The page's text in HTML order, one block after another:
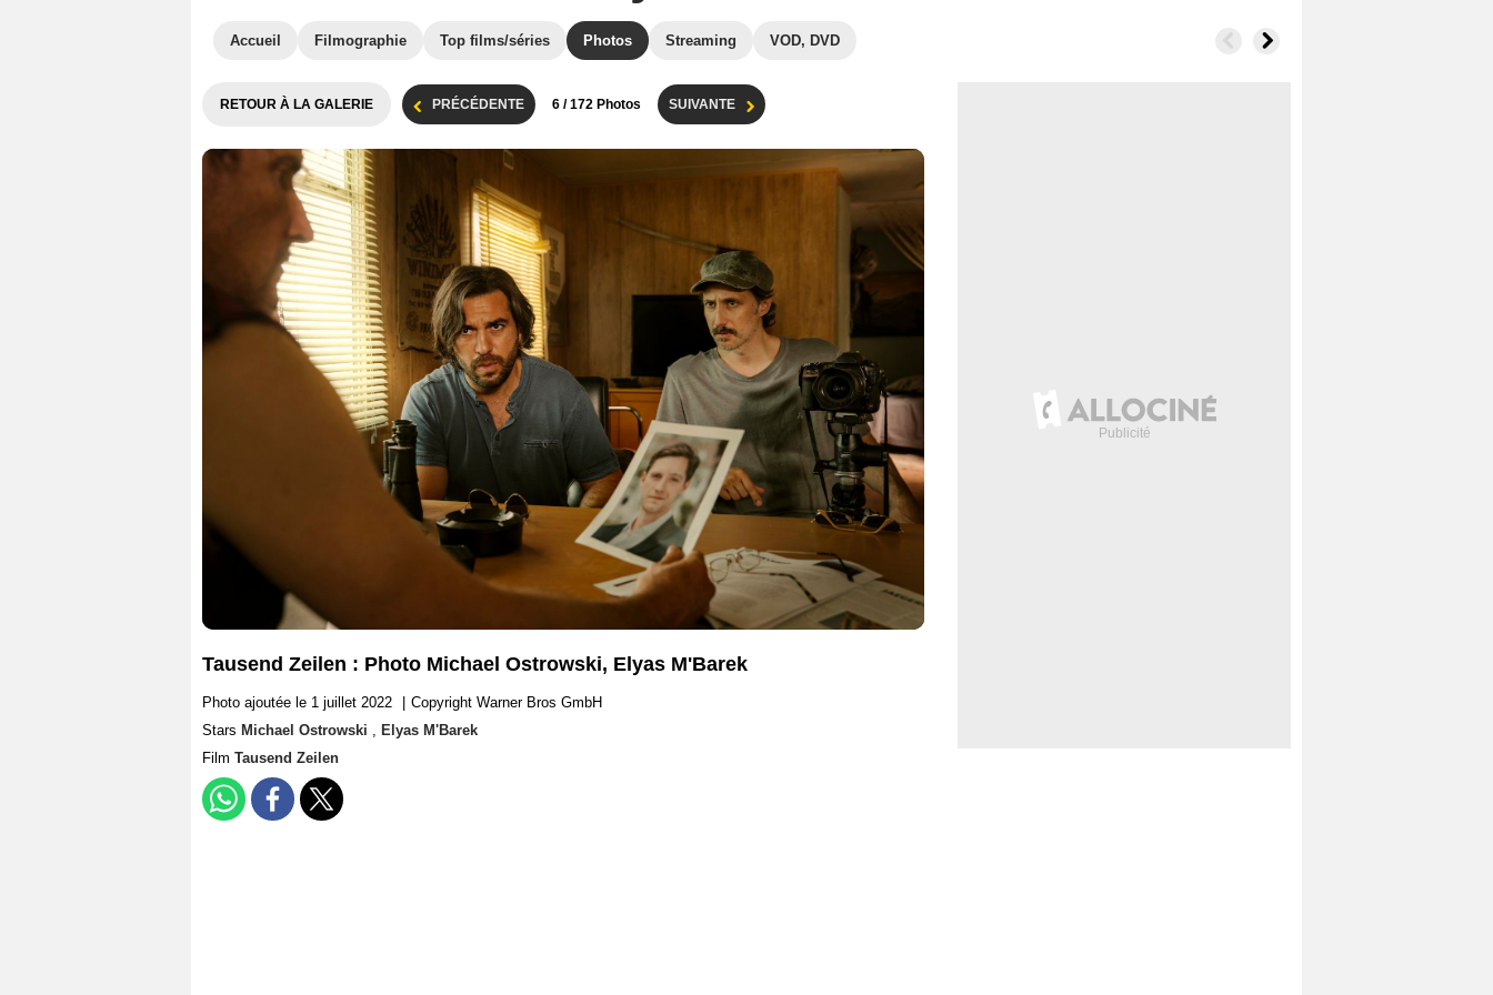
Accueil Filmographie Top films/séries Photos Streaming VOD, DVD
RETOUR À LA GALERIE PRÉCÉDENTE 6 / 172 Photos SUIVANTE
Tausend Zeilen : Photo Michael Ostrowski, Elyas M'Barek
Photo ajoutée le 1 juillet 2022
Copyright Warner Bros GmbH
Stars Michael Ostrowski , Elyas M'Barek
Film Tausend Zeilen